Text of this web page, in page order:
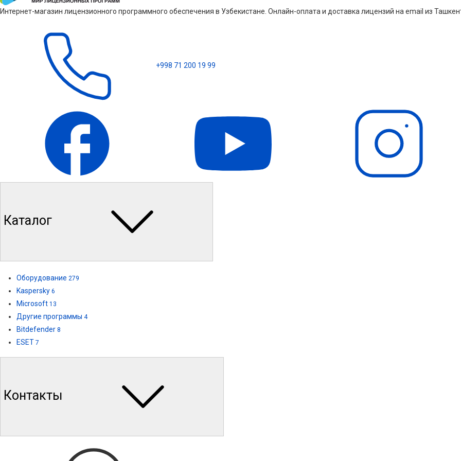
Интернет-магазин лицензионного программного обеспечения в Узбекистане. Онлайн-оплата и доставка лицензий на email из
+998 71 200 19 99
Каталог
Оборудование 279
Kaspersky 6
Microsoft 13
Другие программы 4
Bitdefender 8
ESET 7
Контакты